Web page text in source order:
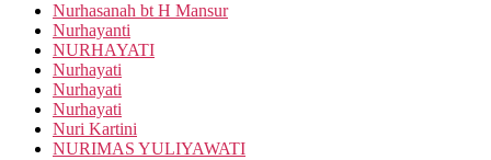
Nurhasanah bt H Mansur
Nurhayanti
NURHAYATI
Nurhayati
Nurhayati
Nurhayati
Nuri Kartini
NURIMAS YULIYAWATI